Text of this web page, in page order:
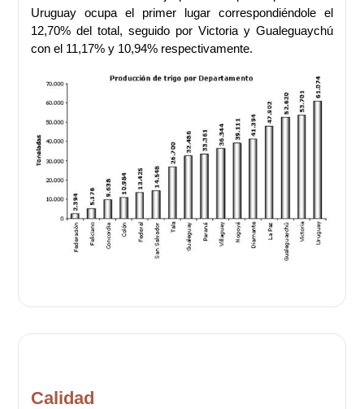
Uruguay ocupa el primer lugar correspondiéndole el
12,70% del total, seguido por Victoria y Gualeguaychú
con el 11,17% y 10,94% respectivamente.
Calidad